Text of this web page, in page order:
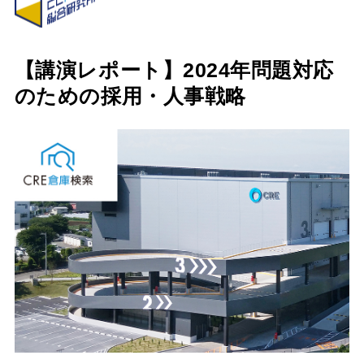
【講演レポート】2024年問題対応
のための採用・人事戦略